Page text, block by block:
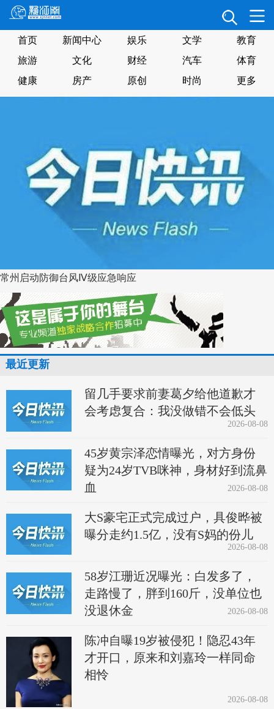
首页 新闻中心 娱乐 文学
教育
旅游
文化 财经 汽车
体育
健康
房产 原创 时尚 更多
常州启动防御台风Ⅳ级应急响应
最近更新
留几手要求前妻葛夕给他道歉才
会考虑复合：我没做错不会低头
2026-08-08
45岁黄宗泽恋情曝光，对方身份
疑为24岁TVB咪神，身材好到流鼻
血
2026-08-08
大S豪宅正式完成过户，具俊晔被
曝分走约1.5亿，没有S妈的份儿
2026-08-08
58岁江珊近况曝光：白发多了，
走路慢了，胖到160斤，没单位也
没退休金
2026-08-08
陈冲自曝19岁被侵犯！隐忍43年
才开口，原来和刘嘉玲一样同命
相怜
2026-08-08